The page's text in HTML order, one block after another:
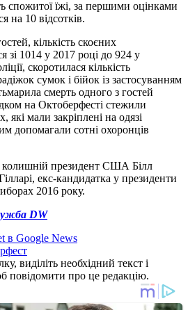
спожитої їжі, за першими оцінками
на 10 відсотків.
кількість скоєних
зі 1014 у 2017 році до 924 у
скоротилася кількість
сумок і бійок із застосуванням
смерть одного з гостей
на Октоберфесті стежили
які мали закріплені на одязі
допомагали сотні охоронців
колишній президент США Білл
екс-кандидатка у президенти
2016 року.
DW
в Google News
виділіть необхідний текст і
повідомити про це редакцію.